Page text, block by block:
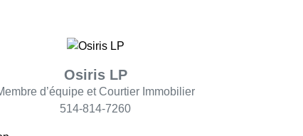
Osiris LP
d’équipe et Courtier Immobilier
514-814-7260